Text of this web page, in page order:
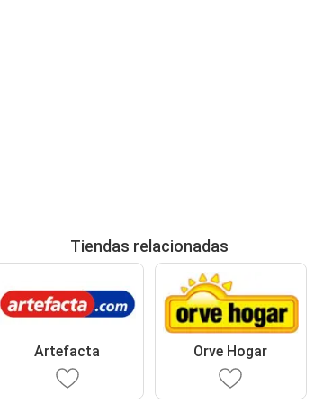
Tiendas relacionadas
Artefacta Orve Hogar